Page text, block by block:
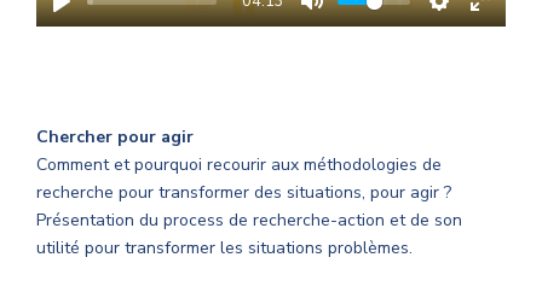
Chercher pour agir
Comment et pourquoi recourir aux méthodologies de
recherche pour transformer des situations, pour agir ?
Présentation du process de recherche-action et de son
utilité pour transformer les situations problèmes.